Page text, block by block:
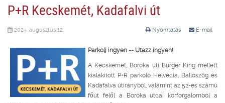
P+R Kecskemét, Kadafalvi út
Nyomtatás E-mail
2024. augusztus 12.
Parkolj ingyen -- Utazz ingyen!
A Kecskemét, Boróka úti Burger King mellett
kialakított P+R parkoló Helvécia, Ballószög és
Kadafalva útirányból, valamint az 52-es számú
főút felől a Boróka utcai körforgalomból a